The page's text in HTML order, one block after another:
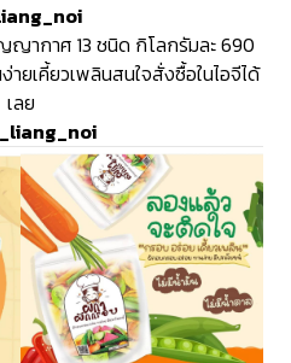
ากาศ 13 ชนิด กิโลกรัมละ 690
ยเคี้ยวเพลินสนใจสั่งซื้อในไอจีได้
เลย